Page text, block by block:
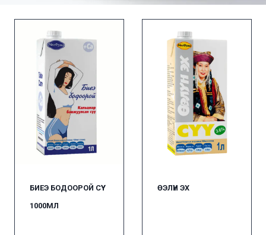
БИЕЭ БОДООРОЙ СҮҮ
1000МЛ
ӨЭЛҮН ЭХ